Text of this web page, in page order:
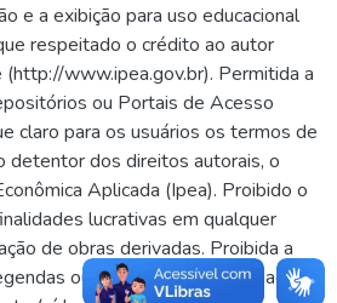
e a exibição para uso educacional
respeitado o crédito ao autor
www.ipea.gov.br). Permitida a
ou Portais de Acesso
claro para os usuários os termos de
detentor dos direitos autorais, o
Aplicada (Ipea). Proibido o
lucrativas em qualquer
de obras derivadas. Proibida a
ou voz humana. Para imagens